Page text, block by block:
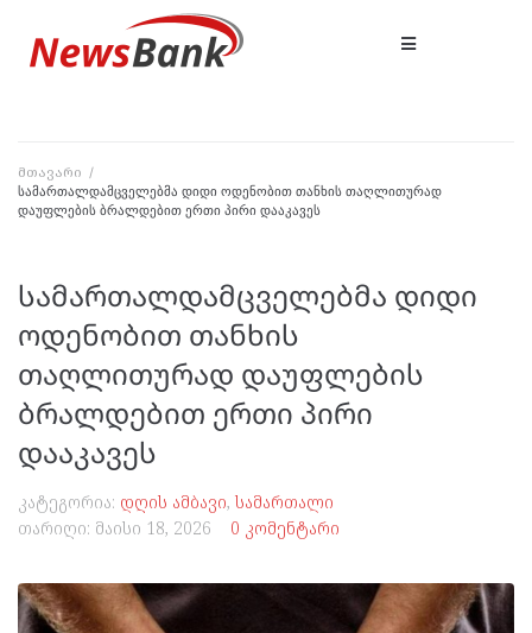
მთავარი /
სამართალდამცველებმა დიდი ოდენობით თანხის თაღლითურად
დაუფლების ბრალდებით ერთი პირი დააკავეს
სამართალდამცველებმა დიდი
ოდენობით თანხის
თაღლითურად დაუფლების
ბრალდებით ერთი პირი
დააკავეს
კატეგორია: დღის ამბავი, სამართალი
თარიღი: მაისი 18, 2026 0 კომენტარი